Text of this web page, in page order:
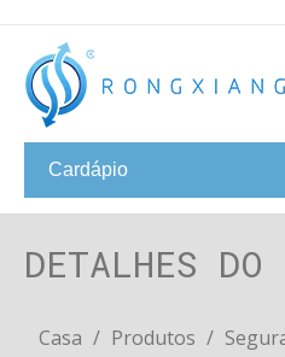
Cardápio
DETALHES DO
Casa / Produtos /